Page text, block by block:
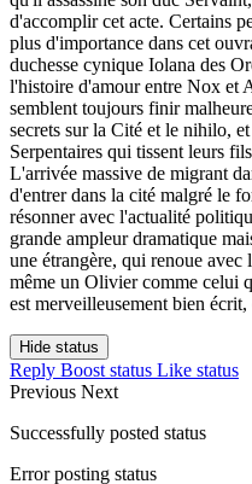
d'accomplir cet acte. Certains
plus d'importance dans cet
duchesse cynique Iolana des
l'histoire d'amour entre Nox et
semblent toujours finir
secrets sur la Cité et le nihilo,
Serpentaires qui tissent leurs
L'arrivée massive de migrant
d'entrer dans la cité malgré le
résonner avec l'actualité
grande ampleur dramatique
une étrangère, qui renoue avec
même un Olivier comme celui
est merveilleusement bien
Hide status
Reply Boost status Like status
Previous Next
Successfully posted status
Error posting status